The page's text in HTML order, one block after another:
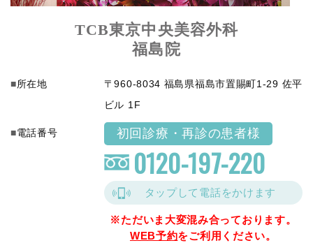
TCB東京中央美容外科
福島院
所在地
〒960-8034 福島県福島市置賜町1-29 佐平
ビル 1F
電話番号 初回診療・再診の患者様
0120-197-220
タップして電話をかけます
※ただいま大変混み合っております。
WEB予約をご利用ください。